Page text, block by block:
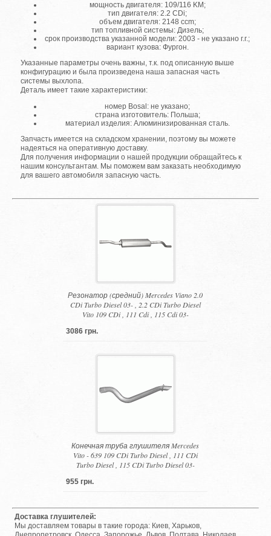
мощность двигателя: 109/116 KM;
тип двигателя: 2.2 CDi;
объем двигателя: 2148 ccm;
тип топливной системы: Дизель;
срок производства указанной модели: 2003 - не указано г.г.;
вариант кузова: Фургон.
Указанные параметры очень важны, т.к. под описанную выше
конфигурацию и была произведена наша запасная часть
системы выхлопа.
Деталь имеет такие характеристики:
номер Bosal: не указано;
страна изготовитель: Польша;
материал изделия: Алюминизированная сталь.
Запчасть имеется на складском хранении, поэтому вы можете
надеяться на оперативную доставку.
Для получения информации о нашей продукции обращайтесь к
нашим консультантам. Мы поможем вам заказать необходимую
для вашего автомобиля запасную часть.
Резонатор (средний) Mercedes Viano 2.0
CDi Turbo Diesel 03- , 2.2 CDi Turbo Diesel
Vito 109 CDi , 111 Cdi , 115 Cdi 03-
3086 грн.
Конечная труба глушителя Mercedes
Vito - 639 109 CDi Turbo Diesel , 111 CDi
Turbo Diesel , 115 CDi Turbo Diesel 03-
955 грн.
Доставка глушителей:
Мы доставляем товары в такие города: Киев, Харьков,